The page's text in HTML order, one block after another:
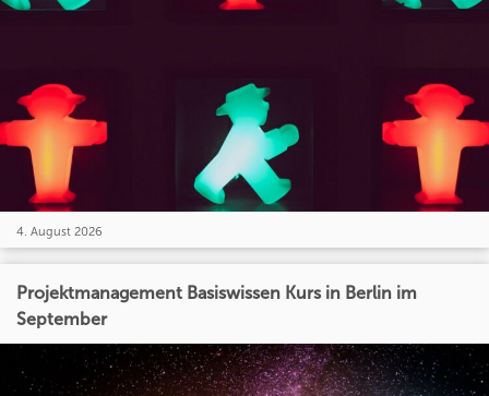
4. August 2026
Projektmanagement Basiswissen Kurs in Berlin im
September